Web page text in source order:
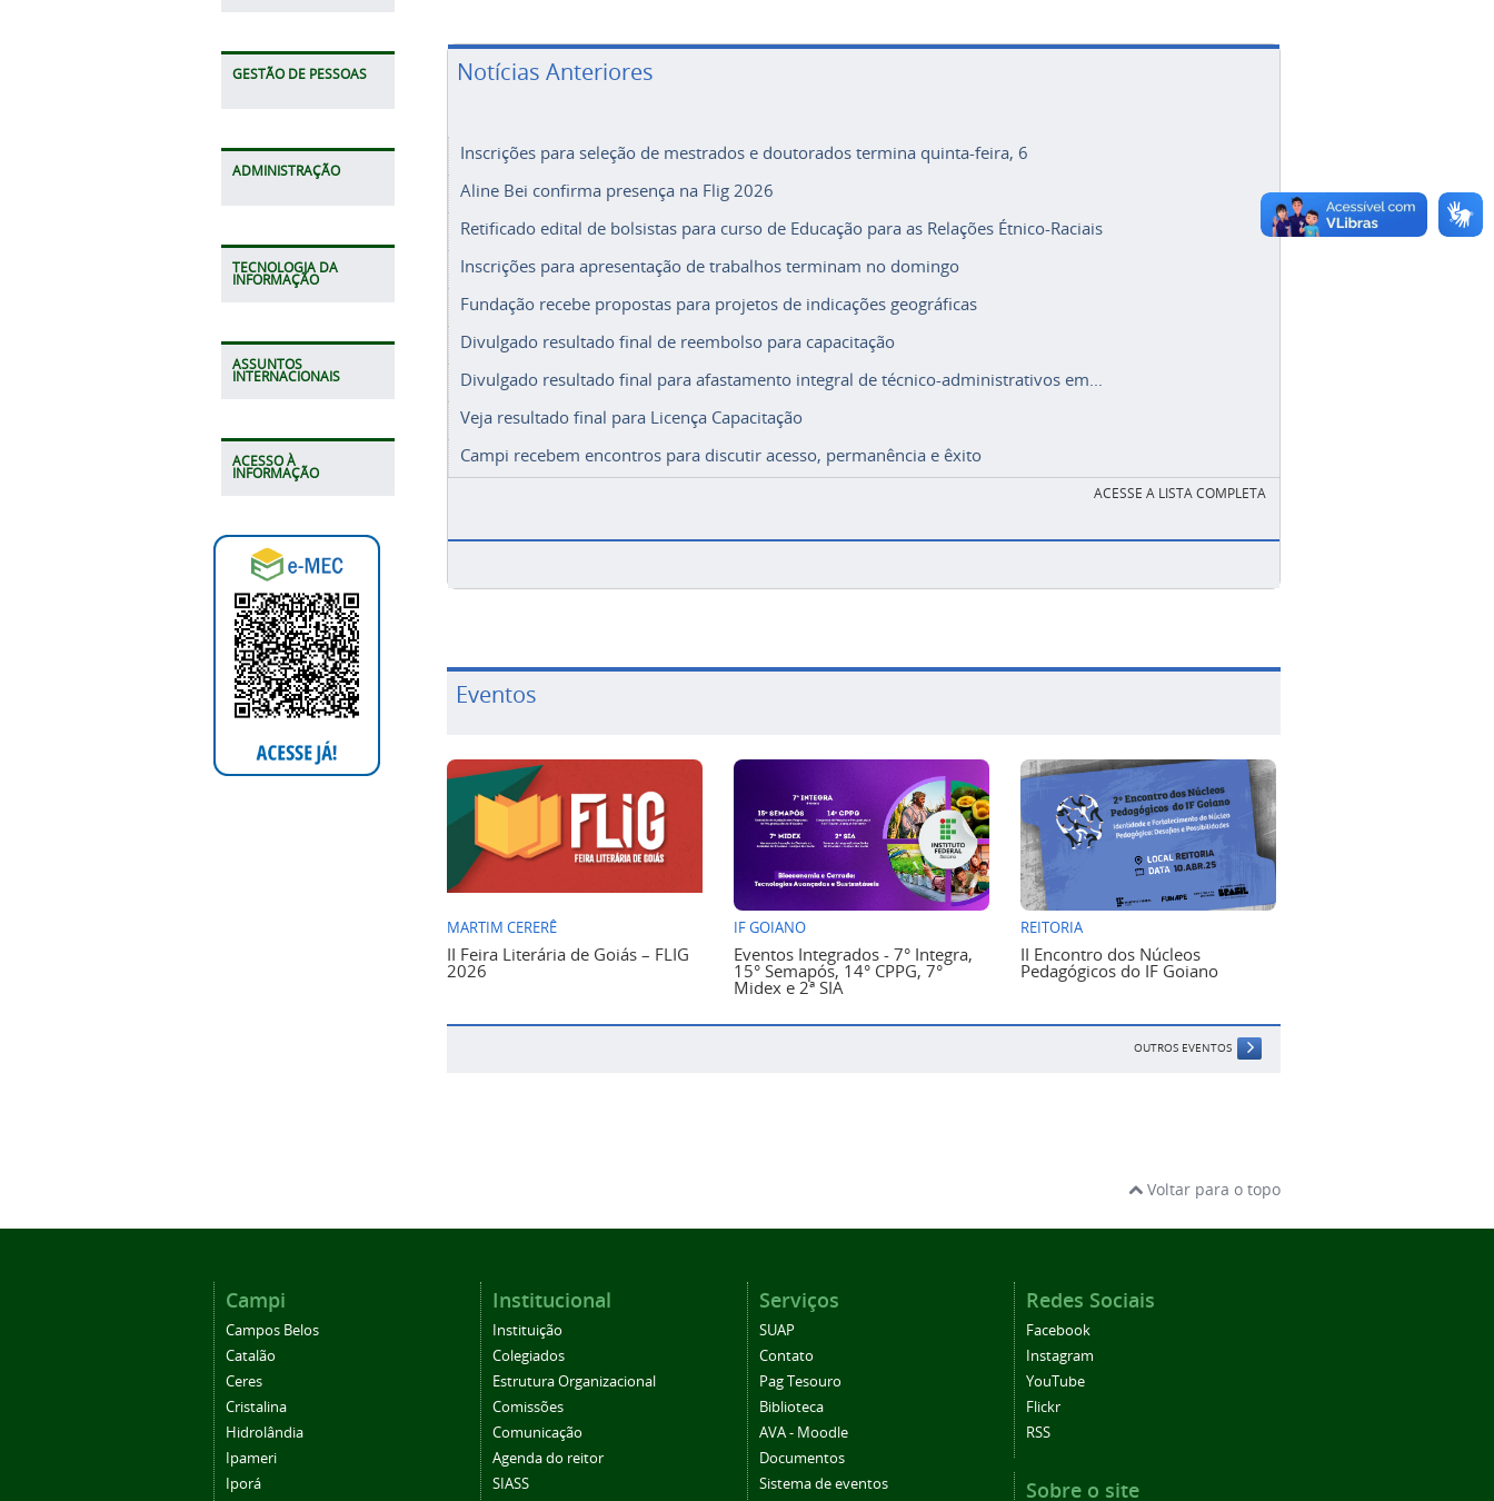
GESTÃO DE PESSOAS
ADMINISTRAÇÃO
TECNOLOGIA DA
INFORMAÇÃO
ASSUNTOS
INTERNACIONAIS
ACESSO À
INFORMAÇÃO
Notícias Anteriores
Inscrições para seleção de mestrados e doutorados termina quinta-feira, 6
Aline Bei confirma presença na Flig 2026
Retificado edital de bolsistas para curso de Educação para as Relações Étnico-Raciais
Inscrições para apresentação de trabalhos terminam no domingo
Fundação recebe propostas para projetos de indicações geográficas
Divulgado resultado final de reembolso para capacitação
Divulgado resultado final para afastamento integral de técnico-administrativos em...
Veja resultado final para Licença Capacitação
Campi recebem encontros para discutir acesso, permanência e êxito
ACESSE A LISTA COMPLETA
Eventos
MARTIM CERERÊ
II Feira Literária de Goiás – FLIG
2026
IF GOIANO
Eventos Integrados - 7° Integra,
15° Semapós, 14° CPPG, 7°
Midex e 2ª SIA
REITORIA
II Encontro dos Núcleos
Pedagógicos do IF Goiano
OUTROS EVENTOS
Voltar para o topo
Campi
Campos Belos
Catalão
Ceres
Cristalina
Hidrolândia
Ipameri
Iporá
Institucional
Instituição
Colegiados
Estrutura Organizacional
Comissões
Comunicação
Agenda do reitor
SIASS
Serviços
SUAP
Contato
Pag Tesouro
Biblioteca
AVA - Moodle
Documentos
Sistema de eventos
Redes Sociais
Facebook
Instagram
YouTube
Flickr
RSS
Sobre o site